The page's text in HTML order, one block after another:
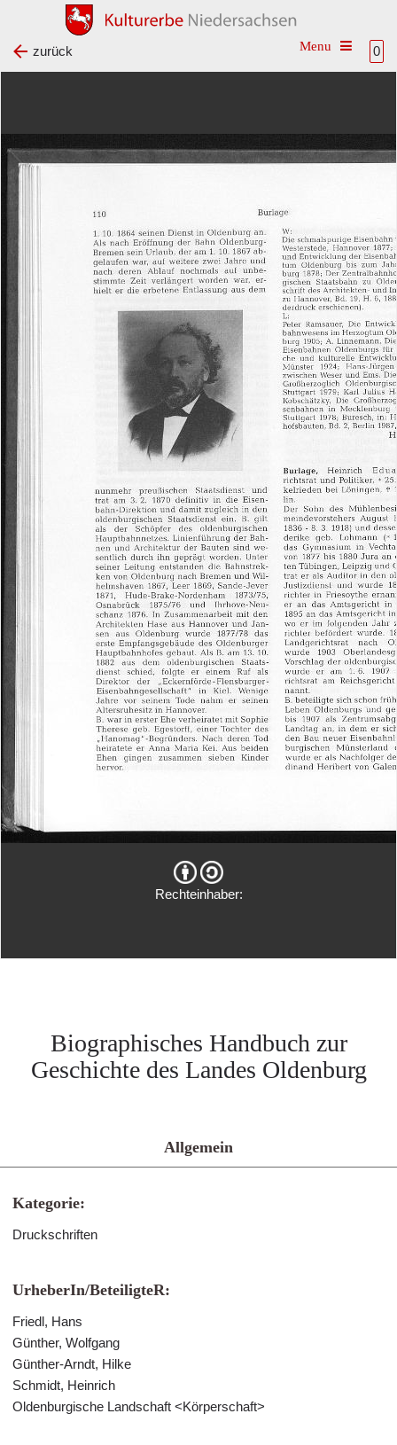
0
Toggle
zurück
Rechteinhaber:
Biographisches Handbuch zur
Geschichte des Landes Oldenburg
Allgemein
Kategorie:
Druckschriften
UrheberIn/BeteiligteR:
Friedl, Hans
Günther, Wolfgang
Günther-Arndt, Hilke
Schmidt, Heinrich
Oldenburgische Landschaft <Körperschaft>